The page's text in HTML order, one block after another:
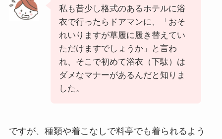
私も昔少し格式のあるホテルに浴
衣で行ったらドアマンに、
「おそ
れいりますが草履に履き替えてい
ただけますでしょうか」と言わ
れ、そこで初めて浴衣（下駄）は
ダメなマナーがあるんだと知りま
した。
ですが、種類や着こなしで料亭でも着られるよう